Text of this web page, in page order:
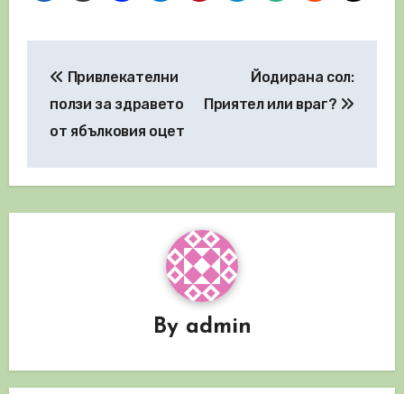
Привлекателни
ползи за здравето
от ябълковия оцет
Йодирана сол:
Приятел или враг?
By admin